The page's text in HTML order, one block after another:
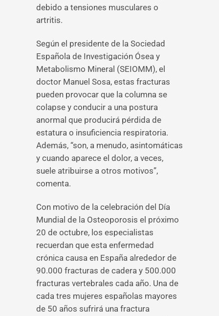
debido a tensiones musculares o
artritis.
Según el presidente de la Sociedad
Española de Investigación Ósea y
Metabolismo Mineral (SEIOMM), el
doctor Manuel Sosa, estas fracturas
pueden provocar que la columna se
colapse y conducir a una postura
anormal que producirá pérdida de
estatura o insuficiencia respiratoria.
Además, “son, a menudo, asintomáticas
y cuando aparece el dolor, a veces,
suele atribuirse a otros motivos”,
comenta.
Con motivo de la celebración del Día
Mundial de la Osteoporosis el próximo
20 de octubre, los especialistas
recuerdan que esta enfermedad
crónica causa en España alrededor de
90.000 fracturas de cadera y 500.000
fracturas vertebrales cada año. Una de
cada tres mujeres españolas mayores
de 50 años sufrirá una fractura